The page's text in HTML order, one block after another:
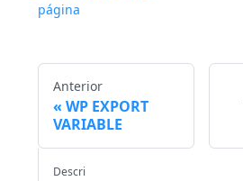
página
Anterior
WP EXPORT
VARIABLE
Descri